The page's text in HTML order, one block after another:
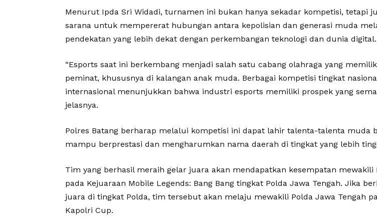
Menurut Ipda Sri Widadi, turnamen ini bukan hanya sekadar kompetisi, tetapi
sarana untuk mempererat hubungan antara kepolisian dan generasi muda
pendekatan yang lebih dekat dengan perkembangan teknologi dan dunia digital.
“Esports saat ini berkembang menjadi salah satu cabang olahraga yang
peminat, khususnya di kalangan anak muda. Berbagai kompetisi tingkat
internasional menunjukkan bahwa industri esports memiliki prospek yang
jelasnya.
Polres Batang berharap melalui kompetisi ini dapat lahir talenta-talenta muda
mampu berprestasi dan mengharumkan nama daerah di tingkat yang lebih
Tim yang berhasil meraih gelar juara akan mendapatkan kesempatan mewakili
pada Kejuaraan Mobile Legends: Bang Bang tingkat Polda Jawa Tengah. Jika
juara di tingkat Polda, tim tersebut akan melaju mewakili Polda Jawa Tengah
Kapolri Cup.